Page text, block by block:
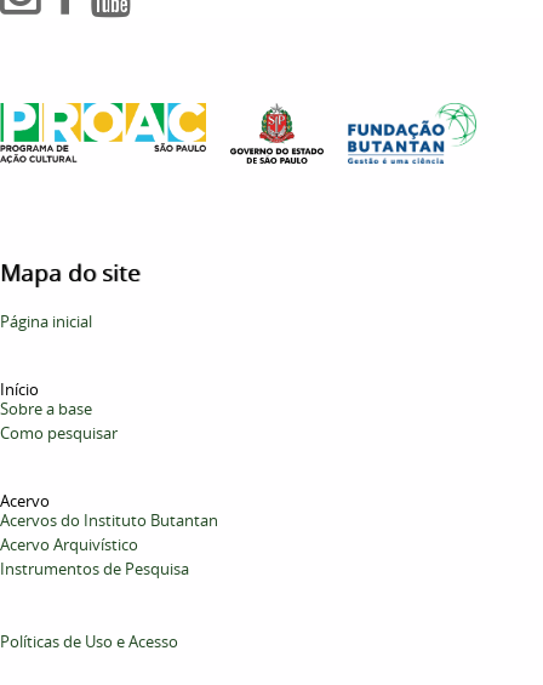
Mapa do site
Página inicial
Início
Sobre a base
Como pesquisar
Acervo
Acervos do Instituto Butantan
Acervo Arquivístico
Instrumentos de Pesquisa
Políticas de Uso e Acesso